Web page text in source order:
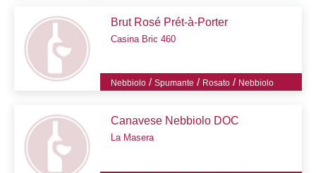
Brut Rosé Prét-à-Porter
Casina Bric 460
Nebbiolo /Spumante / Rosato / Nebbiolo
Canavese Nebbiolo DOC
La Masera